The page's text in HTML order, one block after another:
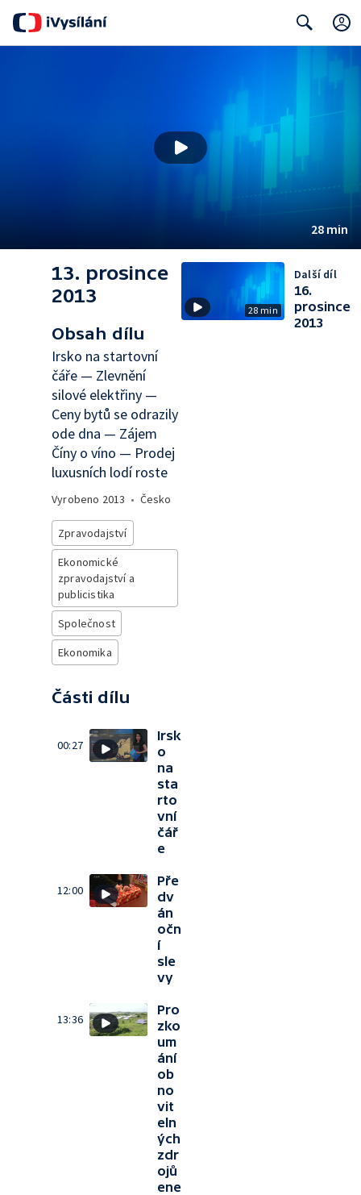
28 min
13. prosince
2013
Obsah dílu
Irsko na startovní
čáře — Zlevnění
silové elektřiny —
Ceny bytů se odrazily
ode dna — Zájem
Číny o víno — Prodej
luxusních lodí roste
Vyrobeno 2013 • Česko
Zpravodajství
Ekonomické
zpravodajství a
publicistika
Společnost
Ekonomika
Části dílu
00:27
Irsk
o
na
sta
rto
vní
čář
e
12:00
Pře
dv
án
očn
í
sle
vy
13:36
Pro
zko
um
ání
ob
no
vit
eln
ých
zdr
ojů
ene
28 min
Další díl
16.
prosince
2013